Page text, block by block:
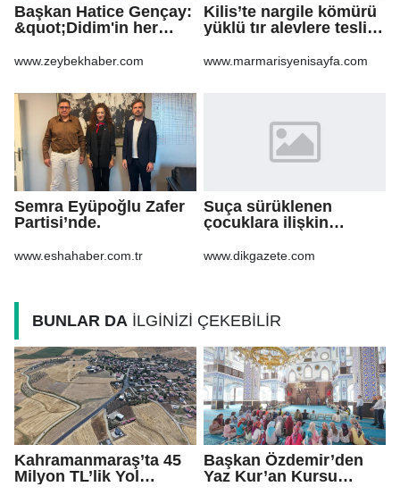
Başkan Hatice Gençay:
&quot;Didim'in her
gündüz
www.zeybekhaber.com
Kilis’te nargile kömürü
yüklü tır alevlere teslim
www.marmarisyenisayfa.com
Semra Eyüpoğlu Zafer
Partisi’nde.
www.eshahaber.com.tr
Suça sürüklenen
çocuklara ilişkin
kanun teklifi'nin ilk 2
www.dikgazete.com
BUNLAR DA İLGİNİZİ ÇEKEBİLİR
Kahramanmaraş’ta 45
Milyon TL’lik Yol
Başkan Özdemir’den
Yaz Kur’an Kursu